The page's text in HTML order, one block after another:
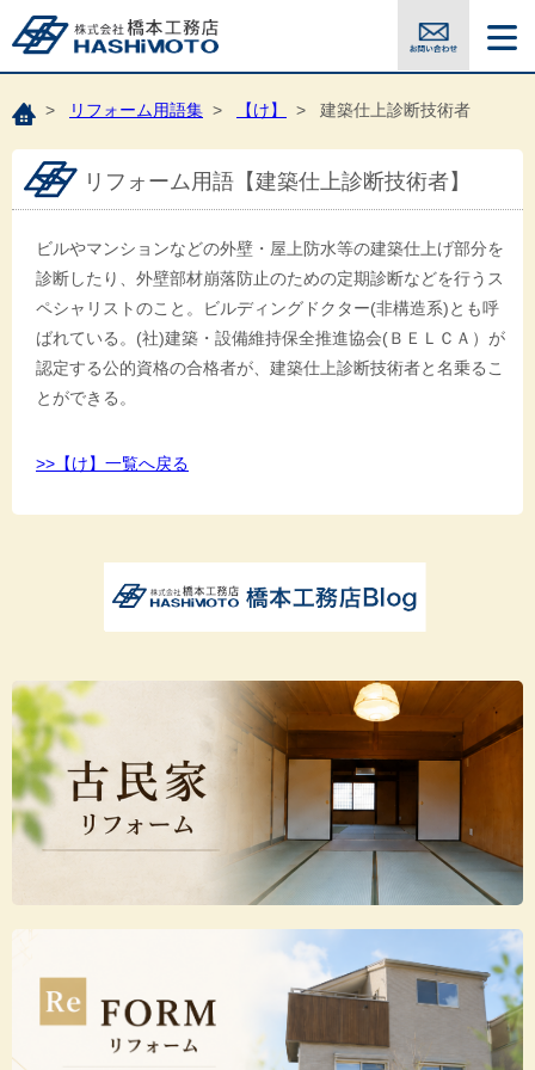
> リフォーム用語集 > 【け】 > 建築仕上診断技術者
リフォーム用語【建築仕上診断技術者】
ビルやマンションなどの外壁・屋上防水等の建築仕上げ部分を
診断したり、外壁部材崩落防止のための定期診断などを行うス
ペシャリストのこと。ビルディングドクター(非構造系)とも呼
ばれている。(社)建築・設備維持保全推進協会(ＢＥＬＣＡ）が
認定する公的資格の合格者が、建築仕上診断技術者と名乗るこ
とができる。
>>【け】一覧へ戻る